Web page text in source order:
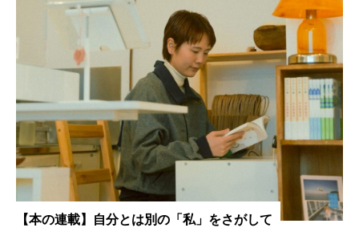
【本の連載】自分とは別の「私」をさがして